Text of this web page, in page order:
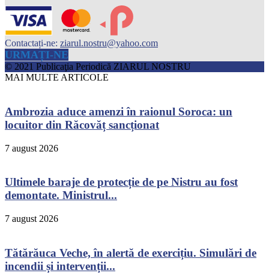
Contactați-ne: ziarul.nostru@yahoo.com
URMAȚI-NE
© 2021 Publicaţia Periodică ZIARUL NOSTRU
MAI MULTE ARTICOLE
Ambrozia aduce amenzi în raionul Soroca: un
locuitor din Răcovăț sancționat
7 august 2026
Ultimele baraje de protecție de pe Nistru au fost
demontate. Ministrul...
7 august 2026
Tătărăuca Veche, în alertă de exercițiu. Simulări de
incendii și intervenții...